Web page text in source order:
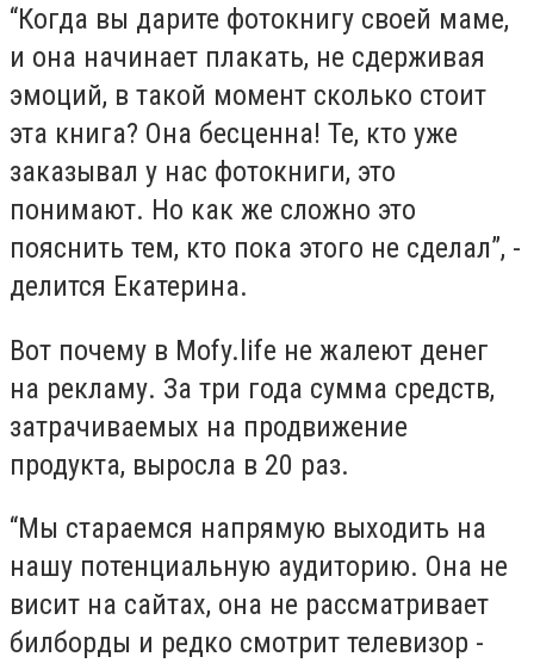
“Когда вы дарите фотокнигу своей маме,
и она начинает плакать, не сдерживая
эмоций, в такой момент сколько стоит
эта книга? Она бесценна! Те, кто уже
заказывал у нас фотокниги, это
понимают. Но как же сложно это
пояснить тем, кто пока этого не сделал”, -
делится Екатерина.
Вот почему в Mofy.life не жалеют денег
на рекламу. За три года сумма средств,
затрачиваемых на продвижение
продукта, выросла в 20 раз.
“Мы стараемся напрямую выходить на
нашу потенциальную аудиторию. Она не
висит на сайтах, она не рассматривает
билборды и редко смотрит телевизор -